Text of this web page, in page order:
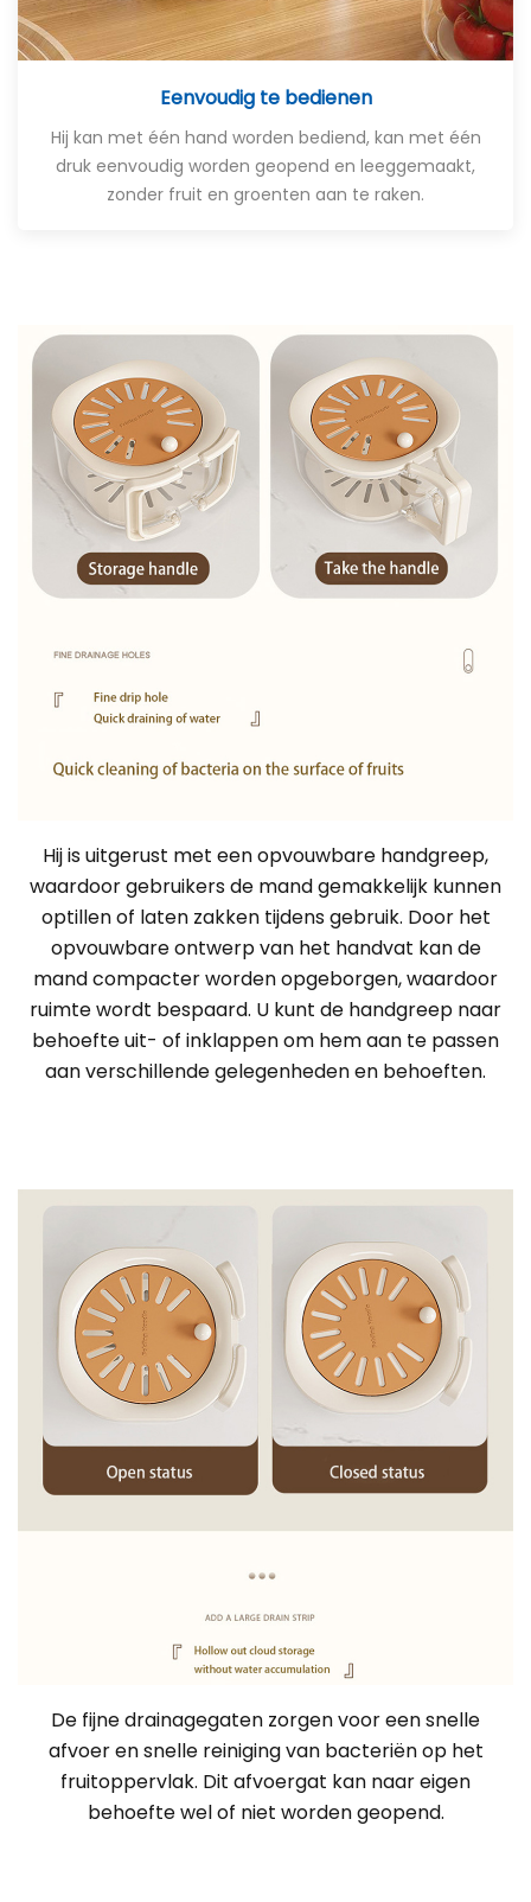
Eenvoudig te bedienen
Hij kan met één hand worden bediend, kan met één
druk eenvoudig worden geopend en leeggemaakt,
zonder fruit en groenten aan te raken.
Hij is uitgerust met een opvouwbare handgreep,
waardoor gebruikers de mand gemakkelijk kunnen
optillen of laten zakken tijdens gebruik. Door het
opvouwbare ontwerp van het handvat kan de
mand compacter worden opgeborgen, waardoor
ruimte wordt bespaard. U kunt de handgreep naar
behoefte uit- of inklappen om hem aan te passen
aan verschillende gelegenheden en behoeften.
De fijne drainagegaten zorgen voor een snelle
afvoer en snelle reiniging van bacteriën op het
fruitoppervlak. Dit afvoergat kan naar eigen
behoefte wel of niet worden geopend.